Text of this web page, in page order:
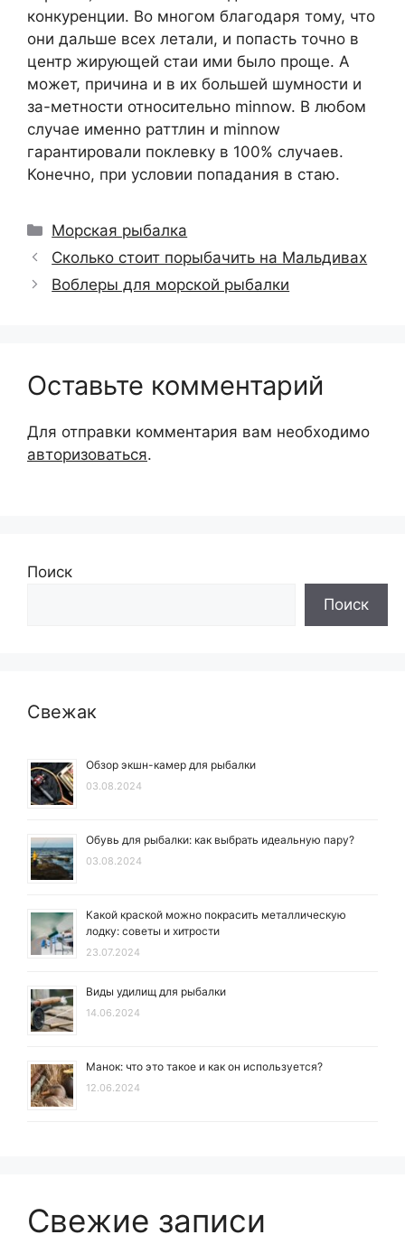
конкуренции. Во многом благодаря тому, что
они дальше всех летали, и попасть точно в
центр жирующей стаи ими было проще. А
может, причина и в их большей шумности и
за-метности относительно minnow. В любом
случае именно раттлин и minnow
гарантировали поклевку в 100% случаев.
Конечно, при условии попадания в стаю.
Рубрики
Морская рыбалка
Сколько стоит порыбачить на Мальдивах
Воблеры для морской рыбалки
Оставьте комментарий
Для отправки комментария вам необходимо
авторизоваться.
Поиск
Поиск
Свежак
Обзор экшн-камер для рыбалки
03.08.2024
Обувь для рыбалки: как выбрать идеальную пару?
03.08.2024
Какой краской можно покрасить металлическую
лодку: советы и хитрости
23.07.2024
Виды удилищ для рыбалки
14.06.2024
Манок: что это такое и как он используется?
12.06.2024
Свежие записи